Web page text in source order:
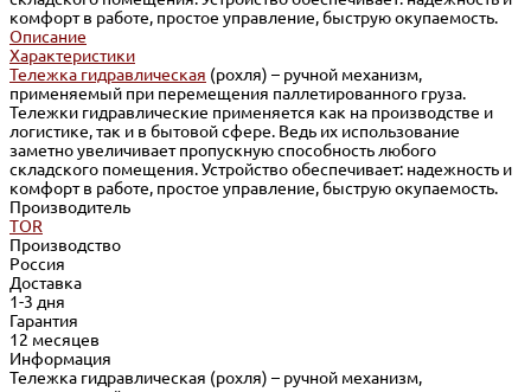
комфорт в работе, простое управление, быструю окупаемость.
Описание
Характеристики
Тележка гидравлическая (рохля) – ручной механизм,
применяемый при перемещения паллетированного груза.
Тележки гидравлические применяется как на производстве и
логистике, так и в бытовой сфере. Ведь их использование
заметно увеличивает пропускную способность любого
складского помещения. Устройство обеспечивает: надежность и
комфорт в работе, простое управление, быструю окупаемость.
Производитель
TOR
Производство
Россия
Доставка
1-3 дня
Гарантия
12 месяцев
Информация
Тележка гидравлическая (рохля) – ручной механизм,